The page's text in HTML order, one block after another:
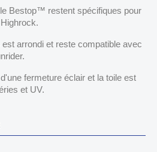
Bestop™ restent spécifiques pour
arrondi et reste compatible avec
fermeture éclair et la toile est
et UV.